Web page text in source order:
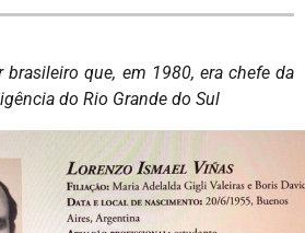
brasileiro que, em 1980, era chefe da
do Rio Grande do Sul